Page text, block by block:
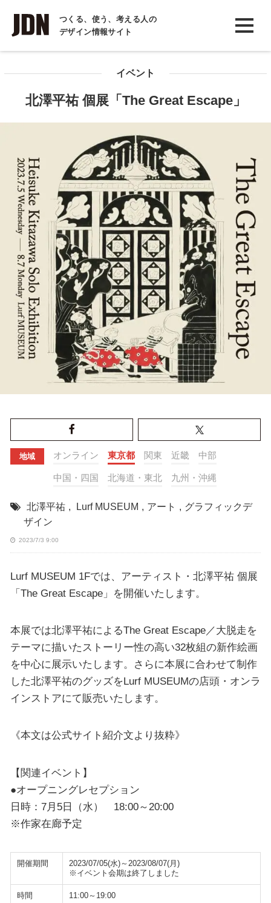
つくる、使う、考える人の
デザイン情報サイト
INTERVIEW
インタビュー
イベント
北澤平祐 個展「The Great Escape」
地域 オンライン 東京都 関東 近畿 中部
中国・四国 北海道・東北 九州・沖縄
北澤平祐 , Lurf MUSEUM , アート , グラフィックデ
ザイン
2023/7/3 9:00
Lurf MUSEUM 1Fでは、アーティスト・北澤平祐 個展
「The Great Escape」を開催いたします。
本展では北澤平祐によるThe Great Escape／大脱走を
テーマに描いたストーリー性の高い32枚組の新作絵画
を中心に展示いたします。さらに本展に合わせて制作
した北澤平祐のグッズをLurf MUSEUMの店頭・オンラ
インストアにて販売いたします。
《本文は公式サイト紹介文より抜粋》
【関連イベント】
●オープニングレセプション
日時：7月5日（水） 18:00～20:00
※作家在廊予定
開催期間
2023/07/05(水)～2023/08/07(月)
※イベント会期は終了しました
時間 11:00～19:00